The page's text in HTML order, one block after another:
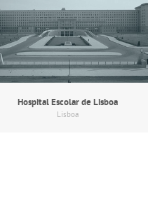
Hospital Escolar de Lisboa
Lisboa